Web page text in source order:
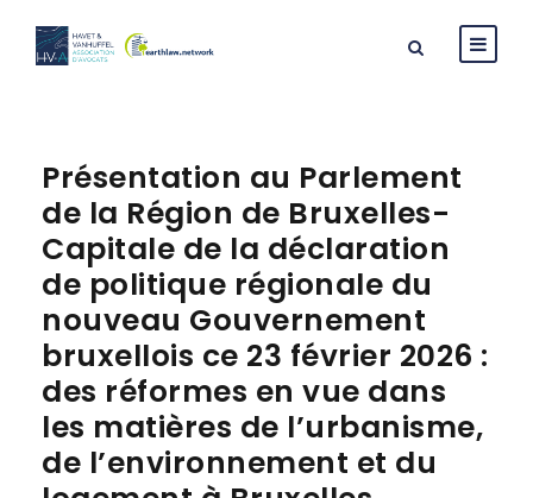
Présentation au Parlement
de la Région de Bruxelles-
Capitale de la déclaration
de politique régionale du
nouveau Gouvernement
bruxellois ce 23 février 2026 :
des réformes en vue dans
les matières de l’urbanisme,
de l’environnement et du